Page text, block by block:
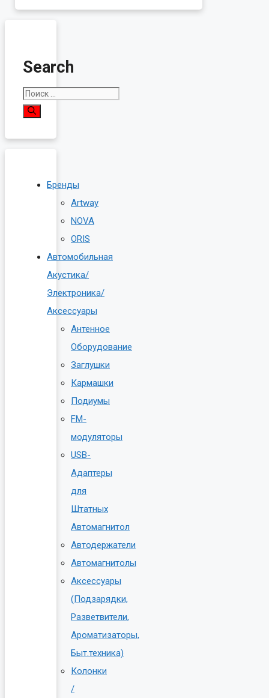
Search
Поиск:
Бренды
Artway
NOVA
ORIS
Автомобильная
Акустика/
Электроника/
Аксессуары
Антенное
Оборудование
Заглушки
Кармашки
Подиумы
FM-
модуляторы
USB-
Адаптеры
для
Штатных
Автомагнитол
Автодержатели
Автомагнитолы
Аксессуары
(Подзарядки,
Разветвители,
Ароматизаторы,
Быт.техника)
Колонки
/